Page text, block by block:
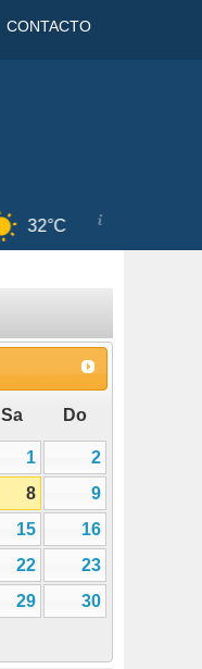
CONTACTO
8 Ago
Sa Do
1
2
8
9
15
16
22
23
29
30